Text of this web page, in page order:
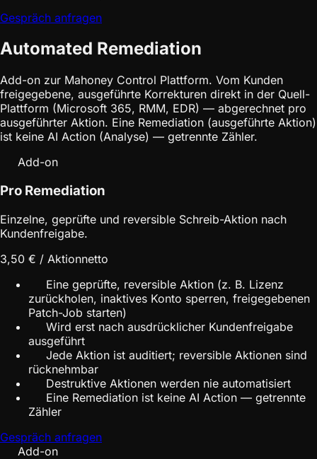
Gespräch anfragen
Automated Remediation
Add-on zur Mahoney Control Plattform. Vom Kunden
freigegebene, ausgeführte Korrekturen direkt in der Quell-
Plattform (Microsoft 365, RMM, EDR) — abgerechnet pro
ausgeführter Aktion. Eine Remediation (ausgeführte Aktion)
ist keine AI Action (Analyse) — getrennte Zähler.
Add-on
Pro Remediation
Einzelne, geprüfte und reversible Schreib-Aktion nach
Kundenfreigabe.
3,50 € / Aktionnetto
Eine geprüfte, reversible Aktion (z. B. Lizenz
zurückholen, inaktives Konto sperren, freigegebenen
Patch-Job starten)
Wird erst nach ausdrücklicher Kundenfreigabe
ausgeführt
Jede Aktion ist auditiert; reversible Aktionen sind
rücknehmbar
Destruktive Aktionen werden nie automatisiert
Eine Remediation ist keine AI Action — getrennte
Zähler
Gespräch anfragen
Add-on